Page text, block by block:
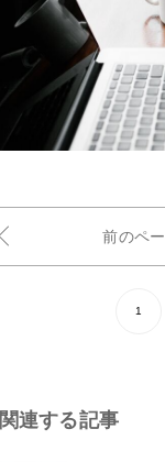
前のペ
1
関連する記事